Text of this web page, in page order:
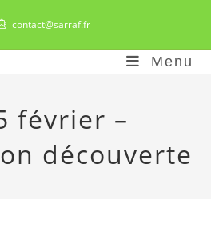
contact@sarraf.fr
Menu
février –
découverte